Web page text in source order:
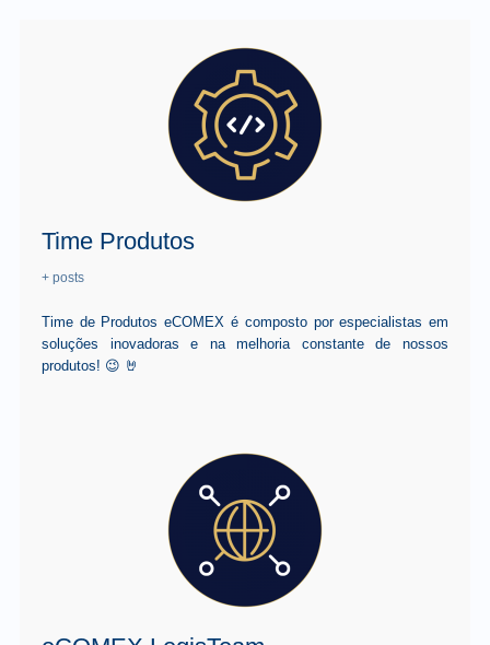
Time Produtos
+ posts
Time de Produtos eCOMEX é composto por especialistas em
soluções inovadoras e na melhoria constante de nossos
produtos! 😉 🤘